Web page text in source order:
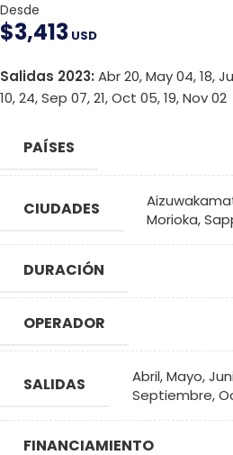
Desde
$3,413 USD
Salidas 2023: Abr 20, May 04, 18,
10, 24, Sep 07, 21, Oct 05, 19, Nov 02
PAÍSES
CIUDADES
Morioka,
DURACIÓN
OPERADOR
SALIDAS Abril,Mayo,
Septiembre,
FINANCIAMIENTO